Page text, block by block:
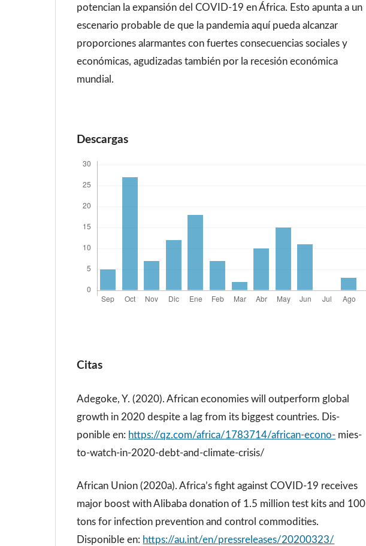
potencian la expansión del COVID-19 en África. Esto apunta a un
escenario probable de que la pandemia aquí pueda alcanzar
proporciones alarmantes con fuertes consecuencias sociales y
económicas, agudizadas también por la recesión económica
mundial.
Descargas
Citas
Adegoke, Y. (2020). African economies will outperform global
growth in 2020 despite a lag from its biggest countries. Dis-
ponible en: https://qz.com/africa/1783714/african-econo- mies-
to-watch-in-2020-debt-and-climate-crisis/
African Union (2020a). Africa’s fight against COVID-19 receives
major boost with Alibaba donation of 1.5 million test kits and 100
tons for infection prevention and control commodities.
Disponible en: https://au.int/en/pressreleases/20200323/